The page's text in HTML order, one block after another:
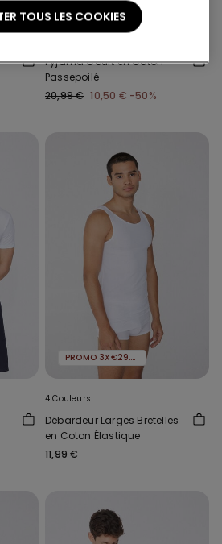
Pyjama Court en Coton
Passepoilé
20,99 € 10,50 € -50%
PROMO 3X€29.99
4 Couleurs
Débardeur Larges Bretelles
en Coton Élastique
11,99 €
TOUS LES COOKIES